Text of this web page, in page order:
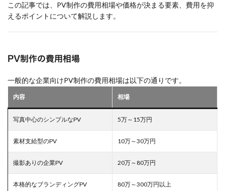
この記事では、PV制作の費用相場や価格が決まる要素、費用を抑
えるポイントについて解説します。
PV制作の費用相場
一般的な企業向けPV制作の費用相場は以下の通りです。
内容 相場
写真中心のシンプルなPV 5万～15万円
素材支給型のPV 10万～30万円
撮影ありの企業PV 20万～80万円
本格的なブランディングPV 80万～300万円以上